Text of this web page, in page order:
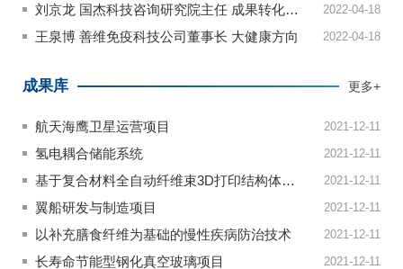
刘京龙 国杰科技咨询研究院主任 成果转化方向 2022-04-18
王泉博 善维免疫科技公司董事长 大健康方向 2022-04-18
成果库 更多+
航天海鹰卫星运营项目 2021-12-11
氢电耦合储能系统 2021-12-11
基于复合材料全自动纤维束3D打印结构体高端制造项目 2021-12-11
翼船研发与制造项目 2021-12-11
以补充膳食纤维为基础的慢性疾病防治技术 2021-12-11
长寿命节能型钢化真空玻璃项目 2021-12-11